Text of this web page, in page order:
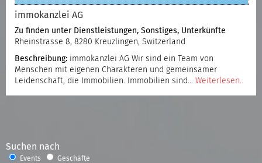
immokanzlei AG
Zu finden unter Dienstleistungen, Sonstiges, Unterkünfte
Rheinstrasse 8, 8280 Kreuzlingen, Switzerland
Beschreibung: immokanzlei AG Wir sind ein Team von
Menschen mit eigenen Charakteren und gemeinsamer
Leidenschaft, die Immobilien. Immobilien sind… Weiterlesen..
Suchen nach
Events Geschäfte